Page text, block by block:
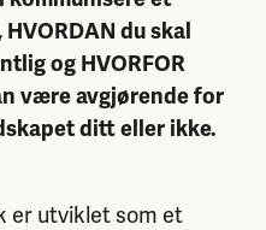
du skal
og HVORFOR
være avgjørende for
ditt eller ikke.
er utviklet som et